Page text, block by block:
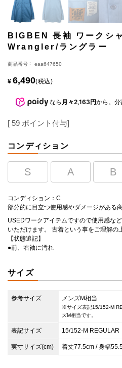
BIGBEN 長袖 ワークシ
Wrangler/ラングラー
商品番号 eaa647650
¥ 6,490 税込
なら 月々2,163円から。
[ 59 ポイント付与]
コンディション
S A B
コンディション：C
部分的に目立つ使用感やダメージがある
USEDワークアイテムですので使用感な
いただけます。 古着という事をご理解の
【状態追記】
●前、右袖に汚れ
サイズ
参考サイズ メンズM相当
※サイズ表記15/152-M
ズM相当です。
表記サイズ 15/152-M REGULAR
実寸サイズ(cm) 着丈77.5cm / 身幅